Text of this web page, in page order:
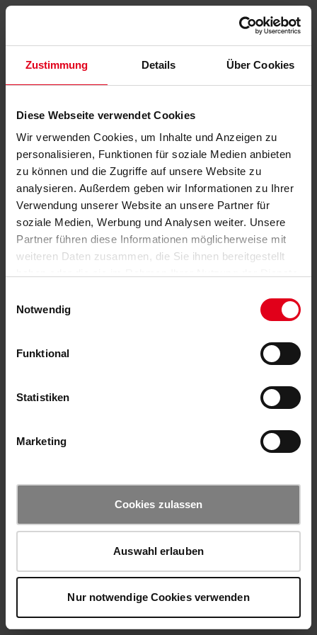
Zustimmung Details Über Cookies
Diese Webseite verwendet Cookies
Wir verwenden Cookies, um Inhalte und Anzeigen zu
personalisieren, Funktionen für soziale Medien anbieten
zu können und die Zugriffe auf unsere Website zu
analysieren. Außerdem geben wir Informationen zu Ihrer
Verwendung unserer Website an unsere Partner für
soziale Medien, Werbung und Analysen weiter. Unsere
Partner führen diese Informationen möglicherweise mit
weiteren Daten zusammen, die Sie ihnen bereitgestellt
Notwendig
Funktional
Statistiken
Marketing
Cookies zulassen
Auswahl erlauben
Nur notwendige Cookies verwenden